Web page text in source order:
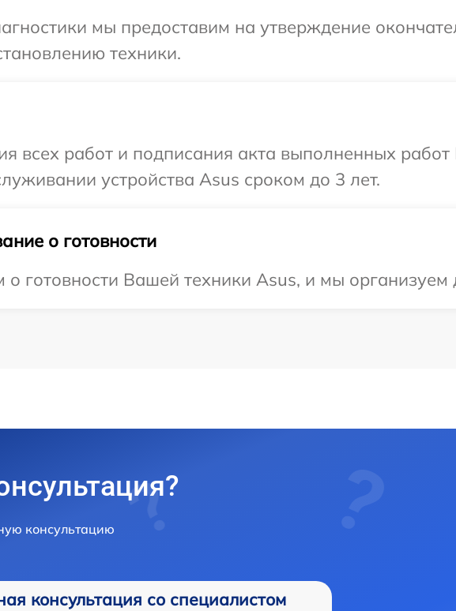
мы предоставим на утверждение
техники.
всех работ и подписания акта выполненных
устройства Asus сроком до 3 лет.
о готовности
готовности Вашей техники Asus, и мы организуем
консультацию
консультация со специалистом